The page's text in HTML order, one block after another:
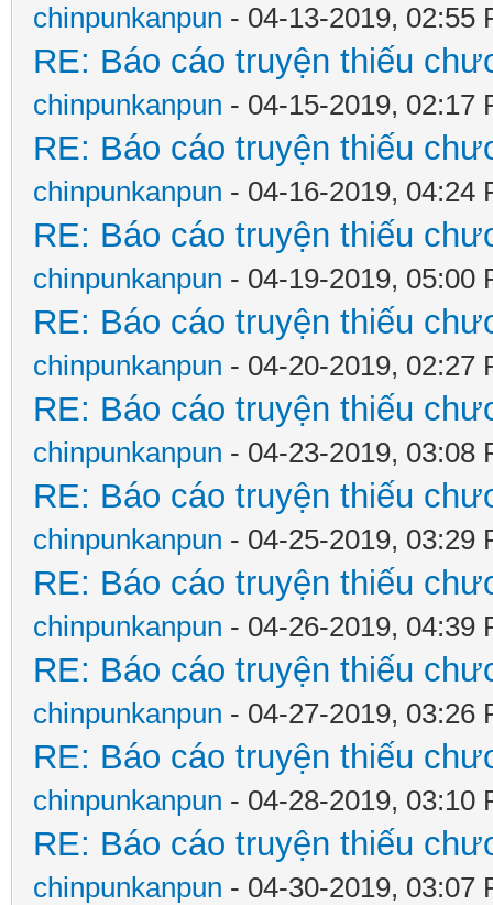
chinpunkanpun - 04-13-2019, 02:55
RE: Báo cáo truyện thiếu
chinpunkanpun - 04-15-2019, 02:17
RE: Báo cáo truyện thiếu
chinpunkanpun - 04-16-2019, 04:24
RE: Báo cáo truyện thiếu
chinpunkanpun - 04-19-2019, 05:00
RE: Báo cáo truyện thiếu
chinpunkanpun - 04-20-2019, 02:27
RE: Báo cáo truyện thiếu
chinpunkanpun - 04-23-2019, 03:08
RE: Báo cáo truyện thiếu
chinpunkanpun - 04-25-2019, 03:29
RE: Báo cáo truyện thiếu
chinpunkanpun - 04-26-2019, 04:39
RE: Báo cáo truyện thiếu
chinpunkanpun - 04-27-2019, 03:26
RE: Báo cáo truyện thiếu
chinpunkanpun - 04-28-2019, 03:10
RE: Báo cáo truyện thiếu
chinpunkanpun - 04-30-2019, 03:07